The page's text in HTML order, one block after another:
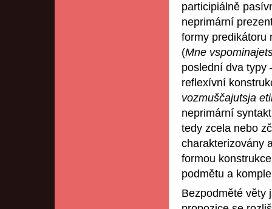
participiálně
neprimární
formy predikátoru
(Mne
poslední dva
reflexívní
vozmuščajutsja
neprimární
tedy zcela nebo
charakterizovány
formou
podmětu a
Bezpodměté věty